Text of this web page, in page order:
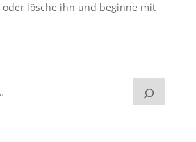
oder lösche ihn und beginne mit